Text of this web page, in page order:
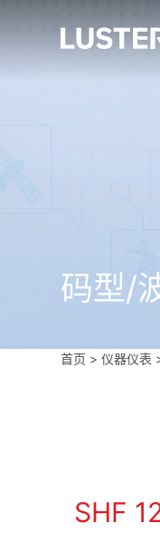
码型/
首页 >仪器仪表
SHF